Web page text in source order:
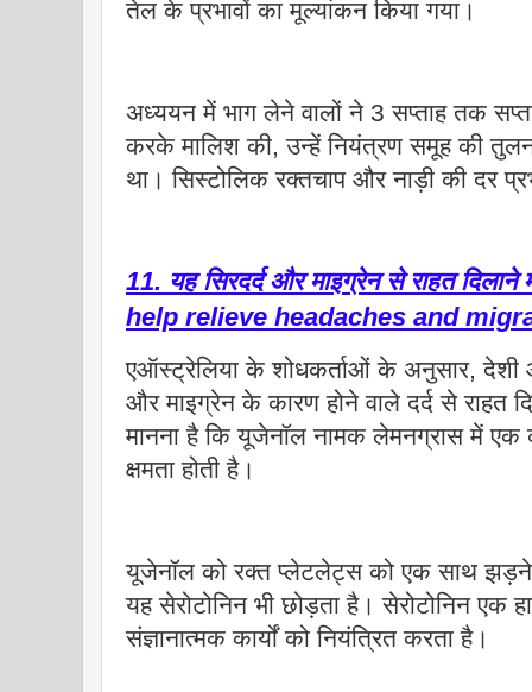
तेल के प्रभावों का मूल्यांकन किया गया।
अध्ययन में भाग लेने वालों ने 3 सप्ताह तक
करके मालिश की, उन्हें नियंत्रण समूह की
था। सिस्टोलिक रक्तचाप और नाड़ी की दर
11. यह सिरदर्द और माइग्रेन से राहत
help relieve headaches and
एऑस्ट्रेलिया के शोधकर्ताओं के अनुसार, देशी
और माइग्रेन के कारण होने वाले दर्द से राहत
मानना ​​है कि यूजेनॉल नामक लेमनग्रास में एक
क्षमता होती है।
यूजेनॉल को रक्त प्लेटलेट्स को एक साथ झड़ने
यह सेरोटोनिन भी छोड़ता है। सेरोटोनिन एक
संज्ञानात्मक कार्यों को नियंत्रित करता है।